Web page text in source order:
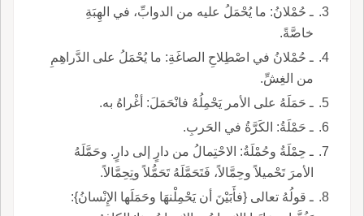
ـ حُمْلانُ: ما يُحْمَلُ عليه من الدوابِّ، في الهِبَةِ
خاصَّةً.
ـ حُمْلانُ في اصْطِلاحِ الصاغَةِ: ما يُحْمَلُ على الدَّراهِمِ
من الغِشِّ.
ـ حَمَلَهُ على الأمر يَحْمِلُهُ فانْحَمَلَ: أغْراهُ به.
ـ حَمْلَةُ: الكَرَّةُ في الحَربِ.
ـ حِمْلَةُ وحُمْلَةُ: الاحْتِمالُ من دارٍ إلى دارٍ. وحَمَّلَهُ
الأمرَ تَحْميلاً وحِمَّالاً، فَتَحَمَّلَهُ تَحَمُّلاً وتِحِمَّالاً.
ـ قولُهُ تعالى {فأَبَيْنَ أن يَحْمِلْنهَا وحَمَلَها الإِنْسانُ}: